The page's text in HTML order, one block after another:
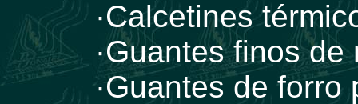
·Calcetines
·Guantes finos de
·Guantes de forro